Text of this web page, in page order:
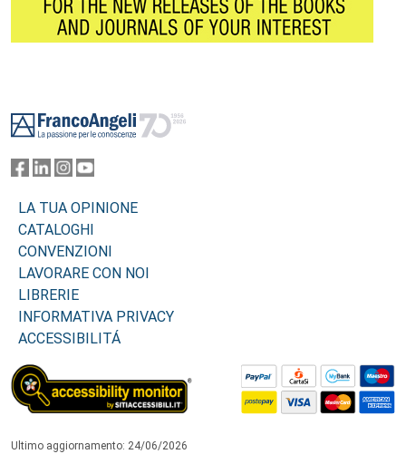
LA TUA OPINIONE
CATALOGHI
CONVENZIONI
LAVORARE CON NOI
LIBRERIE
INFORMATIVA PRIVACY
ACCESSIBILITÁ
Ultimo aggiornamento: 24/06/2026